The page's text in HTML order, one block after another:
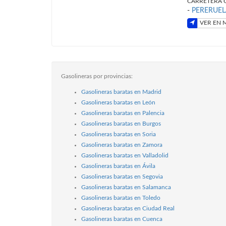
-
VER EN
Gasolineras por provincias:
Gasolineras baratas en Madrid
Gasolineras baratas en León
Gasolineras baratas en Palencia
Gasolineras baratas en Burgos
Gasolineras baratas en Soria
Gasolineras baratas en Zamora
Gasolineras baratas en Valladolid
Gasolineras baratas en Ávila
Gasolineras baratas en Segovia
Gasolineras baratas en Salamanca
Gasolineras baratas en Toledo
Gasolineras baratas en Ciudad Real
Gasolineras baratas en Cuenca